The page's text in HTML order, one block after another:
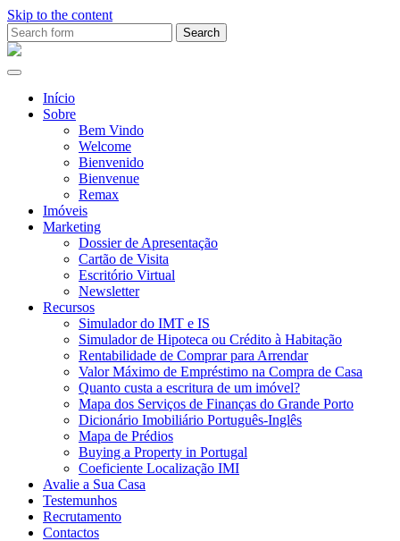
Skip to the content
Search
for:Ana
Início
Sobre
Bem Vindo
Welcome
Bienvenido
Bienvenue
Remax
Imóveis
Marketing
Dossier de Apresentação
Cartão de Visita
Escritório Virtual
Newsletter
Recursos
Simulador do IMT e IS
Simulador de Hipoteca ou Crédito à Habitação
Rentabilidade de Comprar para Arrendar
Valor Máximo de Empréstimo na Compra de Casa
Quanto custa a escritura de um imóvel?
Mapa dos Serviços de Finanças do Grande Porto
Dicionário Imobiliário Português-Inglês
Mapa de Prédios
Buying a Property in Portugal
Coeficiente Localização IMI
Avalie a Sua Casa
Testemunhos
Recrutamento
Contactos